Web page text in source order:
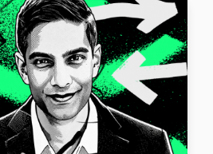
zainteresowany
w czasie pandemii m.in.
jak Clubhouse. Facebook nie
w kwietniu ubiegłego roku
Rooms, Soundbites i